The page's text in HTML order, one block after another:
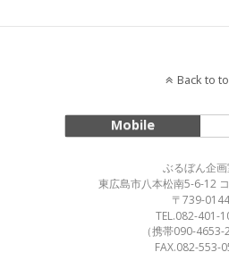
Back to
Mobile
ぶるぼん企画
東広島市八本松南5-6-12
〒739-0144
TEL.082-401-
（携帯090-4653-
FAX.082-553-